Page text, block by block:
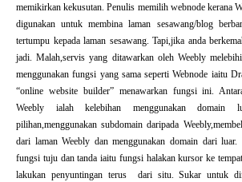
memikirkan kekusutan. Penulis memilih webnode kerana
digunakan untuk membina laman sesawang/blog
tertumpu kepada laman sesawang. Tapi,jika anda
jadi. Malah,servis yang ditawarkan oleh Weebly
menggunakan fungsi yang sama seperti Webnode iaitu
“online website builder” menawarkan fungsi ini.
Weebly ialah kelebihan menggunakan
pilihan,menggunakan subdomain daripada
dari laman Weebly dan menggunakan domain dari luar.
fungsi tuju dan tanda iaitu fungsi halakan kursor ke
lakukan penyuntingan terus dari situ. Sukar untuk